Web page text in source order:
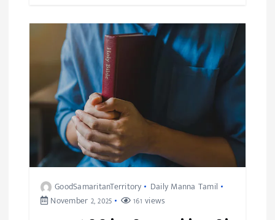
GoodSamaritanTerritory
Daily Manna Tamil
November 2, 2025
161 views